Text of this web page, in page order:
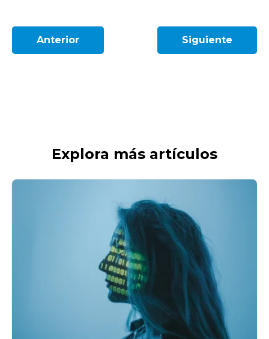
Anterior Siguiente
Explora más artículos